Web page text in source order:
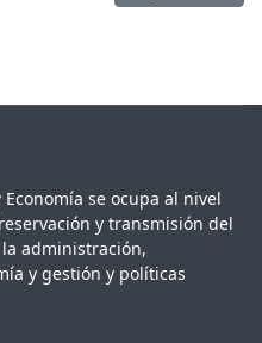
se ocupa al nivel
y transmisión del
administración,
y gestión y políticas